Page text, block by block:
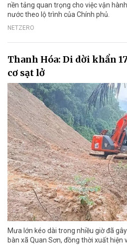
nền tảng quan trọng cho việc vận
nước theo lộ trình của Chính phủ.
NETZERO
Thanh Hóa: Di dời khẩn
cơ sạt lở
Mưa lớn kéo dài trong nhiều giờ đã
bàn xã Quan Sơn, đồng thời xuất